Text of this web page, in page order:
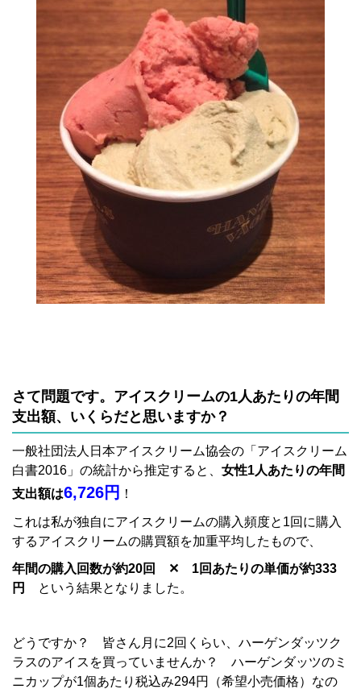
さて問題です。アイスクリームの1人あたりの年間
支出額、いくらだと思いますか？
一般社団法人日本アイスクリーム協会の「アイスクリーム
白書2016」の統計から推定すると、 女性1人あたりの年間
支出額は6,726円 ！
これは私が独自にアイスクリームの購入頻度と1回に購入
するアイスクリームの購買額を加重平均したもので、
年間の購入回数が約20回 ✕ 1回あたりの単価が約333
円
という結果となりました。
どうですか？ 皆さん月に2回くらい、ハーゲンダッツク
ラスのアイスを買っていませんか？ ハーゲンダッツのミ
ニカップが1個あたり税込み294円（希望小売価格）なの